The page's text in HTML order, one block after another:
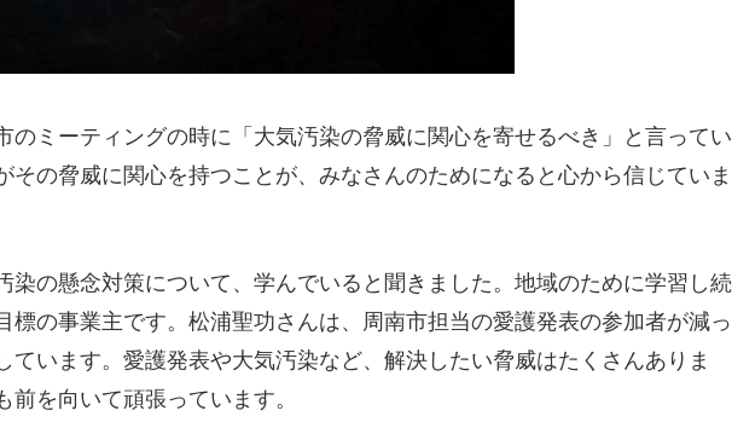
のミーティングの時に「大気汚染の脅威に関心を寄せるべき」と言ってい
その脅威に関心を持つことが、みなさんのためになると心から信じていま
染の懸念対策について、学んでいると聞きました。地域のために学習し続
標の事業主です。松浦聖功さんは、周南市担当の愛護発表の参加者が減っ
ています。愛護発表や大気汚染など、解決したい脅威はたくさんありま
を向いて頑張っています。